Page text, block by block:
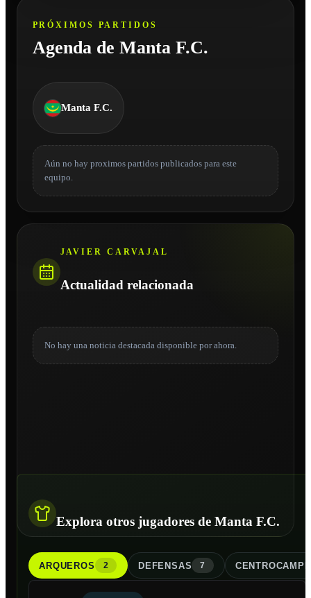
PRÓXIMOS PARTIDOS
Agenda de Manta F.C.
Manta F.C.
Aún no hay proximos partidos publicados para este
equipo.
JAVIER CARVAJAL
Actualidad relacionada
No hay una noticia destacada disponible por ahora.
Explora otros jugadores de Manta F.C.
ARQUEROS 2 DEFENSAS 7